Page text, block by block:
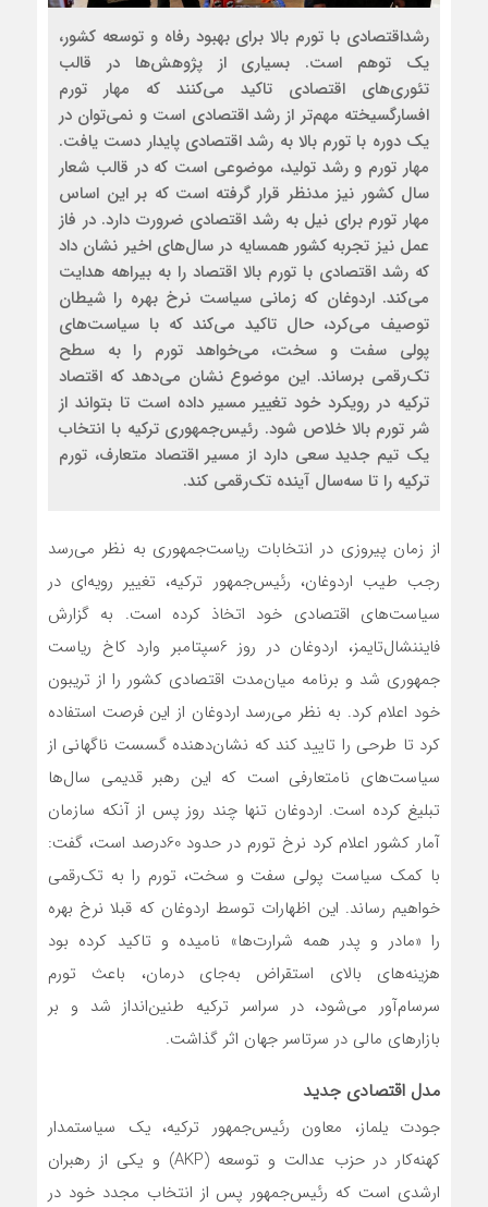
رشداقتصادی با تورم بالا برای بهبود رفاه و توسعه کشور،
یک توهم است. بسیاری از پژوهش‌ها در قالب
تئوری‌های اقتصادی تاکید می‌کنند که مهار تورم
افسارگسیخته مهم‌تر از رشد اقتصادی است و نمی‌توان در
یک دوره با تورم بالا به رشد اقتصادی پایدار دست یافت.
مهار تورم و رشد تولید، موضوعی است که در قالب شعار
سال کشور نیز مدنظر قرار گرفته است که بر این اساس
مهار تورم برای نیل به رشد اقتصادی ضرورت دارد. در فاز
عمل نیز تجربه کشور همسایه در سال‌های اخیر نشان داد
که رشد اقتصادی با تورم بالا اقتصاد را به بیراهه هدایت
می‌کند. اردوغان که زمانی سیاست نرخ بهره را شیطان
توصیف می‌کرد، حال تاکید می‌کند که با سیاست‌های
پولی سفت و سخت، می‌خواهد تورم را به سطح
تک‌رقمی برساند. این موضوع نشان می‌دهد که اقتصاد
ترکیه در رویکرد خود تغییر مسیر داده است تا بتواند از
شر تورم بالا خلاص شود. رئیس‌جمهوری ترکیه با انتخاب
یک تیم جدید سعی دارد از مسیر اقتصاد متعارف، تورم
ترکیه را تا سه‌سال آینده تک‌رقمی کند.
از زمان پیروزی در انتخابات ریاست‌جمهوری به نظر می‌رسد
رجب طیب اردوغان، رئیس‌جمهور ترکیه، تغییر رویه‌ای در
سیاست‌های اقتصادی خود اتخاذ کرده است. به گزارش
فایننشال‌تایمز، اردوغان در روز 6سپتامبر وارد کاخ ریاست
جمهوری شد و برنامه میان‌مدت اقتصادی کشور را از تریبون
خود اعلام کرد. به نظر می‌رسد اردوغان از این فرصت استفاده
کرد تا طرحی را تایید کند که نشان‌دهنده گسست ناگهانی از
سیاست‌های نامتعارفی است که این رهبر قدیمی سال‌ها
تبلیغ کرده است. اردوغان تنها چند روز پس از آنکه سازمان
آمار کشور اعلام کرد نرخ تورم در حدود 60درصد است، گفت:
با کمک سیاست پولی سفت و سخت، تورم را به تک‌رقمی
خواهیم رساند. این اظهارات توسط اردوغان که قبلا نرخ بهره
را «مادر و پدر همه شرارت‌ها» نامیده و تاکید کرده بود
هزینه‌های بالای استقراض به‌جای درمان، باعث تورم
سرسام‌آور می‌شود، در سراسر ترکیه طنین‌انداز شد و بر
بازارهای مالی در سرتاسر جهان اثر گذاشت.
مدل اقتصادی جدید
جودت یلماز، معاون رئیس‌جمهور ترکیه، یک سیاستمدار
کهنه‌کار در حزب عدالت و توسعه (AKP) و یکی از رهبران
ارشدی است که رئیس‌جمهور پس از انتخاب مجدد خود در